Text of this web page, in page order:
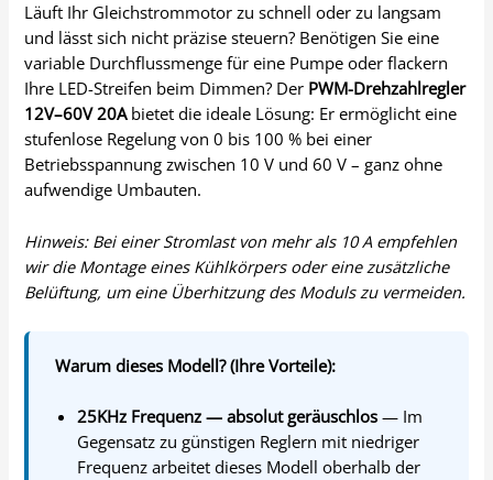
Läuft Ihr Gleichstrommotor zu schnell oder zu langsam
und lässt sich nicht präzise steuern? Benötigen Sie eine
variable Durchflussmenge für eine Pumpe oder flackern
Ihre LED-Streifen beim Dimmen? Der PWM-Drehzahlregler
12V–60V 20Abietet die ideale Lösung: Er ermöglicht eine
stufenlose Regelung von 0 bis 100 % bei einer
Betriebsspannung zwischen 10 V und 60 V – ganz ohne
aufwendige Umbauten.
Hinweis: Bei einer Stromlast von mehr als 10 A empfehlen
wir die Montage eines Kühlkörpers oder eine zusätzliche
Belüftung, um eine Überhitzung des Moduls zu vermeiden.
Warum dieses Modell? (Ihre Vorteile):
25KHz Frequenz — absolut geräuschlos — Im
Gegensatz zu günstigen Reglern mit niedriger
Frequenz arbeitet dieses Modell oberhalb der